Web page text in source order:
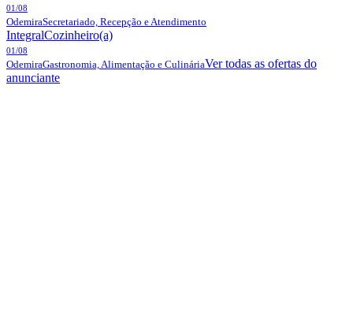
01/08
OdemiraSecretariado, Recepção e Atendimento
IntegralCozinheiro(a)
01/08
OdemiraGastronomia, Alimentação e CulináriaVer todas as ofertas do
anunciante